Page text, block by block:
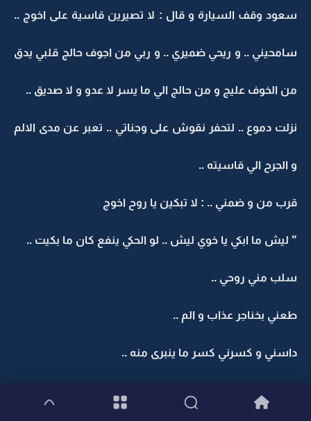
سعود وقف السيارة و قال : لا تصيرين قاسية على اخوج ..
سامحيني .. و ريحي ضميري .. و ربي من اجوف حالج قلبي يدق
من الخوف عليج و من حالج الي ما يسر لا عدو و لا صديق ..
نزلت دموع .. لتحفر نقوش على وجناتي .. تعبر عن مدى الالم
و الجرح الي قاسيته ..
قرب من و ضمني .. : لا تبكين يا روح اخوج
" ليش ما ابكي يا خوي ليش .. لو الحكي ينفع كان ما بكيت ..
سلب مني روحي ..
طعني بخناجر عذاب و الم ..
داسني و كسرني كسر ما ينبرى منه ..